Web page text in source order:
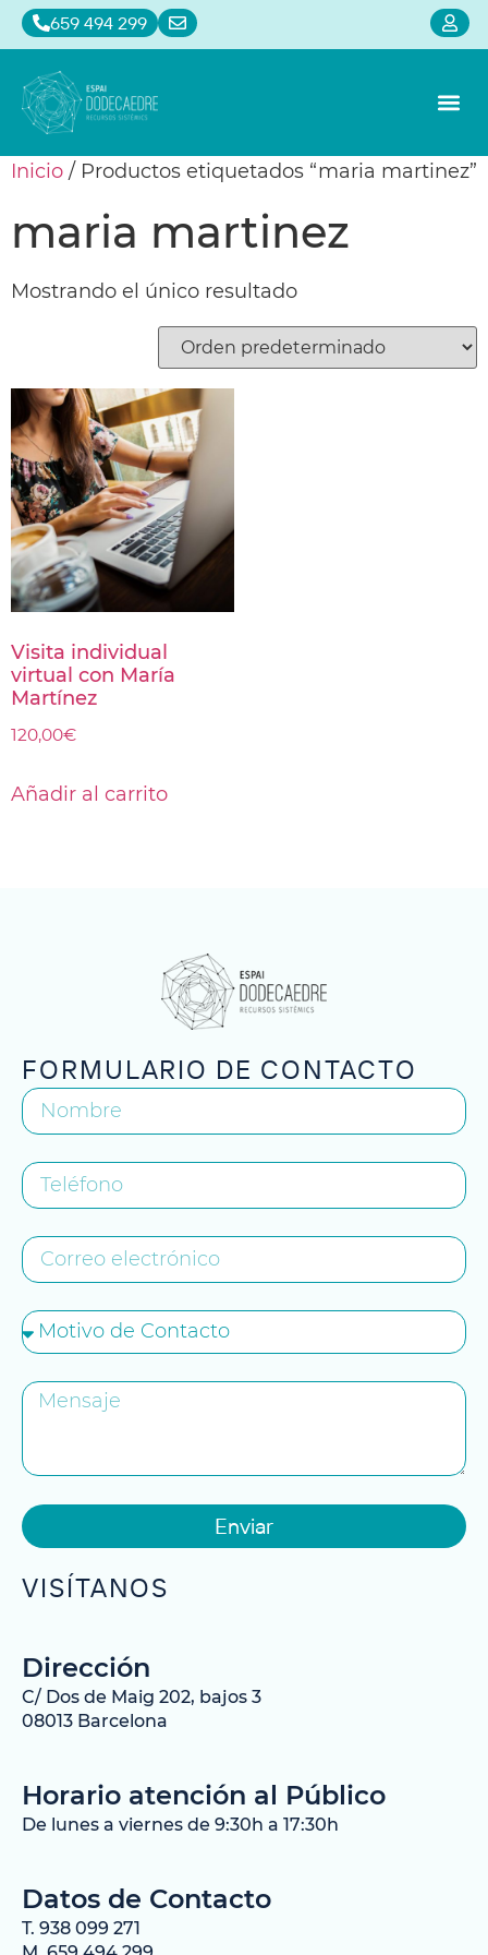
659 494 299
Inicio / Productos etiquetados “maria martinez”
maria martinez
Mostrando el único resultado
Visita individual
virtual con María
Martínez
120,00€
Añadir al carrito
FORMULARIO DE CONTACTO
Enviar
VISÍTANOS
Dirección
C/ Dos de Maig 202, bajos 3
08013 Barcelona
Horario atención al Público
De lunes a viernes de 9:30h a 17:30h
Datos de Contacto
T. 938 099 271